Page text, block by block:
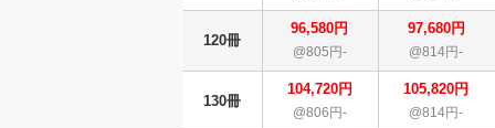
120冊
96,580円
@805円-
97,680円
@814円-
130冊
104,720円
@806円-
105,820円
@814円-